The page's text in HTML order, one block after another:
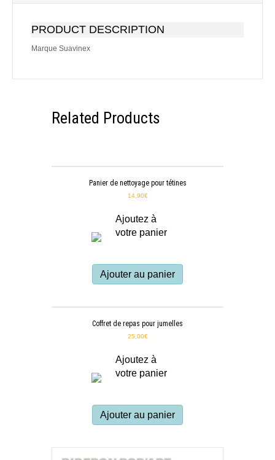
PRODUCT DESCRIPTION
Marque Suavinex
Related Products
Panier de nettoyage pour tétines
14,90€
Ajoutez à
votre panier
Ajouter au panier
Coffret de repas pour jumelles
25,00€
Ajoutez à
votre panier
Ajouter au panier